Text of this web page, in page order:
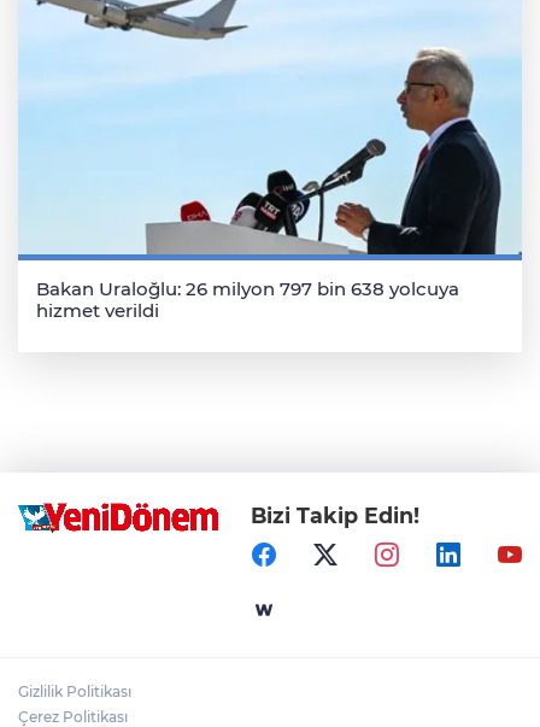
Bakan Uraloğlu: 26 milyon 797 bin 638 yolcuya
hizmet verildi
Bizi Takip Edin!
Gizlilik Politikası
Çerez Politikası